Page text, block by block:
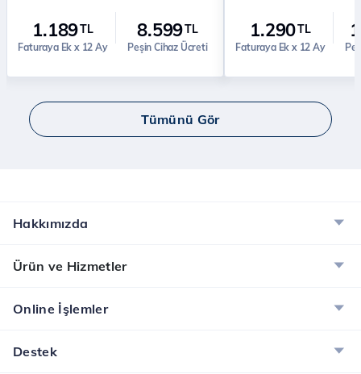
1.189TL
Faturaya Ek x 12 Ay
8.599TL
Peşin Cihaz Ücreti
1.290TL
Faturaya Ek x 12 Ay
Tümünü Gör
Hakkımızda
Ürün ve Hizmetler
Online İşlemler
Destek